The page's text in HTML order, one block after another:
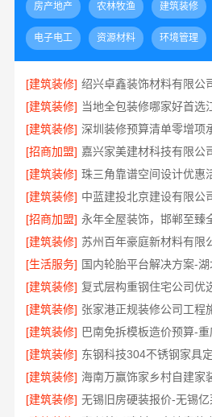
房产地产 农林牧渔 建筑装修
电子电工 资源材料 环境管理
[建筑装修] 绍兴卓鑫装饰材料有限公
[建筑装修]
[建筑装修]
[招商加盟] 嘉兴家美建材科技有限公
[建筑装修] 珠三角靠谱空间设计优惠
[建筑装修]
[招商加盟]
[建筑装修]
[生活服务]
[建筑装修]
[建筑装修]
[建筑装修] 巴南免拆模板造价预算-
[建筑装修]
[建筑装修] 海南万赢饰家乡村自建家
[建筑装修]